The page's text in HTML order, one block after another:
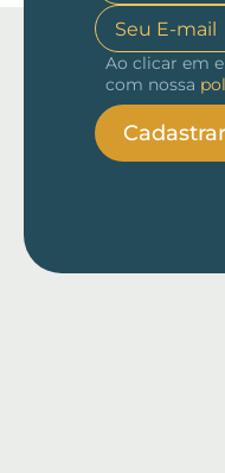
Ao clicar em
com nossa
Cadastrar